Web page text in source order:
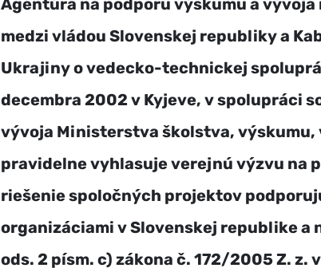
Agentúra na podporu výskumu a vývoja
medzi vládou Slovenskej republiky a
Ukrajiny o vedecko-technickej
decembra 2002 v Kyjeve, v spolupráci
vývoja Ministerstva školstva, výskumu,
pravidelne vyhlasuje verejnú výzvu na
riešenie spoločných projektov
organizáciami v Slovenskej republike a
ods. 2 písm. c) zákona č. 172/2005 Z. z.